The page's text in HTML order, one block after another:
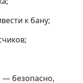
к бану;
— безопасно,